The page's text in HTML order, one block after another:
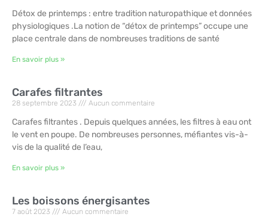
Détox de printemps : entre tradition naturopathique et données
physiologiques .La notion de “détox de printemps” occupe une
place centrale dans de nombreuses traditions de santé
En savoir plus »
Carafes filtrantes
28 septembre 2023 Aucun commentaire
Carafes filtrantes . Depuis quelques années, les filtres à eau ont
le vent en poupe. De nombreuses personnes, méfiantes vis-à-
vis de la qualité de l’eau,
En savoir plus »
Les boissons énergisantes
7 août 2023 Aucun commentaire